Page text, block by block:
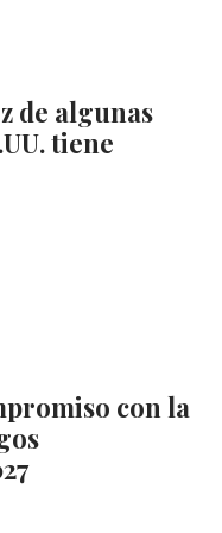
de algunas
tiene
con la